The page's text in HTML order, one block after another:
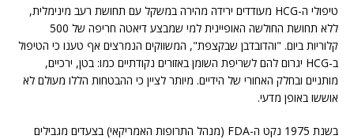
טיפולי ה-HCG מעודדים ירידה מהירה במשקל עם תחושת רעב מינימלית,
ללא תחושת החולשה האופיינית למי שמבצע דיאטה חריפה של 500
קלוריות ביום. "והדובדבן שבקצפת", המשווקים הנמרצים אף טענו כי הטיפול
ב-HCG יגרום להם לשריפת השומן באזורים נקודתיים כמו: בטן, ירכיים,
מותניים ובחלק האחורי של הידיים. מיותר לציין כי ההבטחות הללו מעולם לא
אוששו באופן מדעי.
בשנת 1975 נקט ה-FDA (מנהל התרופות האמריקאי) בצעדים מגבילים